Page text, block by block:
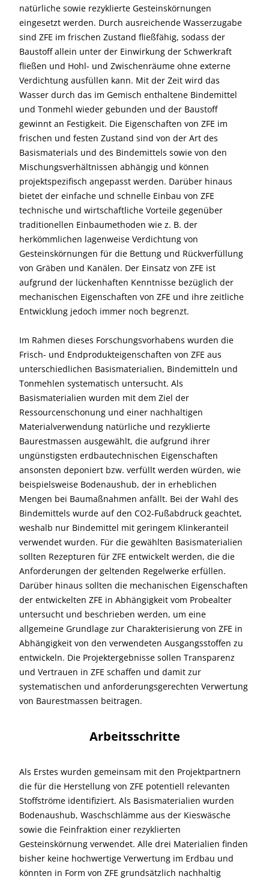
natürliche sowie rezyklierte Gesteinskörnungen
eingesetzt werden. Durch ausreichende Wasserzugabe
sind ZFE im frischen Zustand fließfähig, sodass der
Baustoff allein unter der Einwirkung der Schwerkraft
fließen und Hohl- und Zwischenräume ohne externe
Verdichtung ausfüllen kann. Mit der Zeit wird das
Wasser durch das im Gemisch enthaltene Bindemittel
und Tonmehl wieder gebunden und der Baustoff
gewinnt an Festigkeit. Die Eigenschaften von ZFE im
frischen und festen Zustand sind von der Art des
Basismaterials und des Bindemittels sowie von den
Mischungsverhältnissen abhängig und können
projektspezifisch angepasst werden. Darüber hinaus
bietet der einfache und schnelle Einbau von ZFE
technische und wirtschaftliche Vorteile gegenüber
traditionellen Einbaumethoden wie z. B. der
herkömmlichen lagenweise Verdichtung von
Gesteinskörnungen für die Bettung und Rückverfüllung
von Gräben und Kanälen. Der Einsatz von ZFE ist
aufgrund der lückenhaften Kenntnisse bezüglich der
mechanischen Eigenschaften von ZFE und ihre zeitliche
Entwicklung jedoch immer noch begrenzt.
Im Rahmen dieses Forschungsvorhabens wurden die
Frisch- und Endprodukteigenschaften von ZFE aus
unterschiedlichen Basismaterialien, Bindemitteln und
Tonmehlen systematisch untersucht. Als
Basismaterialien wurden mit dem Ziel der
Ressourcenschonung und einer nachhaltigen
Materialverwendung natürliche und rezyklierte
Baurestmassen ausgewählt, die aufgrund ihrer
ungünstigsten erdbautechnischen Eigenschaften
ansonsten deponiert bzw. verfüllt werden würden, wie
beispielsweise Bodenaushub, der in erheblichen
Mengen bei Baumaßnahmen anfällt. Bei der Wahl des
Bindemittels wurde auf den CO2-Fußabdruck geachtet,
weshalb nur Bindemittel mit geringem Klinkeranteil
verwendet wurden. Für die gewählten Basismaterialien
sollten Rezepturen für ZFE entwickelt werden, die die
Anforderungen der geltenden Regelwerke erfüllen.
Darüber hinaus sollten die mechanischen Eigenschaften
der entwickelten ZFE in Abhängigkeit vom Probealter
untersucht und beschrieben werden, um eine
allgemeine Grundlage zur Charakterisierung von ZFE in
Abhängigkeit von den verwendeten Ausgangsstoffen zu
entwickeln. Die Projektergebnisse sollen Transparenz
und Vertrauen in ZFE schaffen und damit zur
systematischen und anforderungsgerechten Verwertung
von Baurestmassen beitragen.
Arbeitsschritte
Als Erstes wurden gemeinsam mit den Projektpartnern
die für die Herstellung von ZFE potentiell relevanten
Stoffströme identifiziert. Als Basismaterialien wurden
Bodenaushub, Waschschlämme aus der Kieswäsche
sowie die Feinfraktion einer rezyklierten
Gesteinskörnung verwendet. Alle drei Materialien finden
bisher keine hochwertige Verwertung im Erdbau und
könnten in Form von ZFE grundsätzlich nachhaltig